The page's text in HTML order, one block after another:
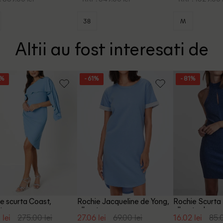
38 M
Altii au fost interesati de
scurta Coast,
lei 275.00 lei
- 61%
Rochie Jacqueline de Yong,
albastru
27.06 lei 69.00 lei
- 81%
Rochie Scurta
albastru, L
16.02 lei